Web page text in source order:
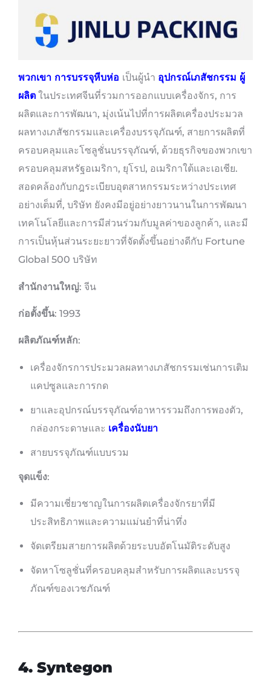
พวกเขา การบรรจุหีบห่อ เป็นผู้นำ อุปกรณ์เภสัชกรรม ผู้
ผลิต ในประเทศจีนที่รวมการออกแบบเครื่องจักร, การ
ผลิตและการพัฒนา, มุ่งเน้นไปที่การผลิตเครื่องประมวล
ผลทางเภสัชกรรมและเครื่องบรรจุภัณฑ์, สายการผลิตที่
ครอบคลุมและโซลูชั่นบรรจุภัณฑ์, ด้วยธุรกิจของพวกเขา
ครอบคลุมสหรัฐอเมริกา, ยุโรป, อเมริกาใต้และเอเชีย.
สอดคล้องกับกฎระเบียบอุตสาหกรรมระหว่างประเทศ
อย่างเต็มที่, บริษัท ยังคงมีอยู่อย่างยาวนานในการพัฒนา
เทคโนโลยีและการมีส่วนร่วมกับมูลค่าของลูกค้า, และมี
การเป็นหุ้นส่วนระยะยาวที่จัดตั้งขึ้นอย่างดีกับ Fortune
Global 500 บริษัท
สำนักงานใหญ่: จีน
ก่อตั้งขึ้น: 1993
ผลิตภัณฑ์หลัก:
เครื่องจักรการประมวลผลทางเภสัชกรรมเช่นการเติม
แคปซูลและการกด
ยาและอุปกรณ์บรรจุภัณฑ์อาหารรวมถึงการพองตัว,
กล่องกระดาษและ เครื่องนับยา
สายบรรจุภัณฑ์แบบรวม
จุดแข็ง:
มีความเชี่ยวชาญในการผลิตเครื่องจักรยาที่มี
ประสิทธิภาพและความแม่นยำที่น่าทึ่ง
จัดเตรียมสายการผลิตด้วยระบบอัตโนมัติระดับสูง
จัดหาโซลูชั่นที่ครอบคลุมสำหรับการผลิตและบรรจุ
ภัณฑ์ของเวชภัณฑ์
4. Syntegon